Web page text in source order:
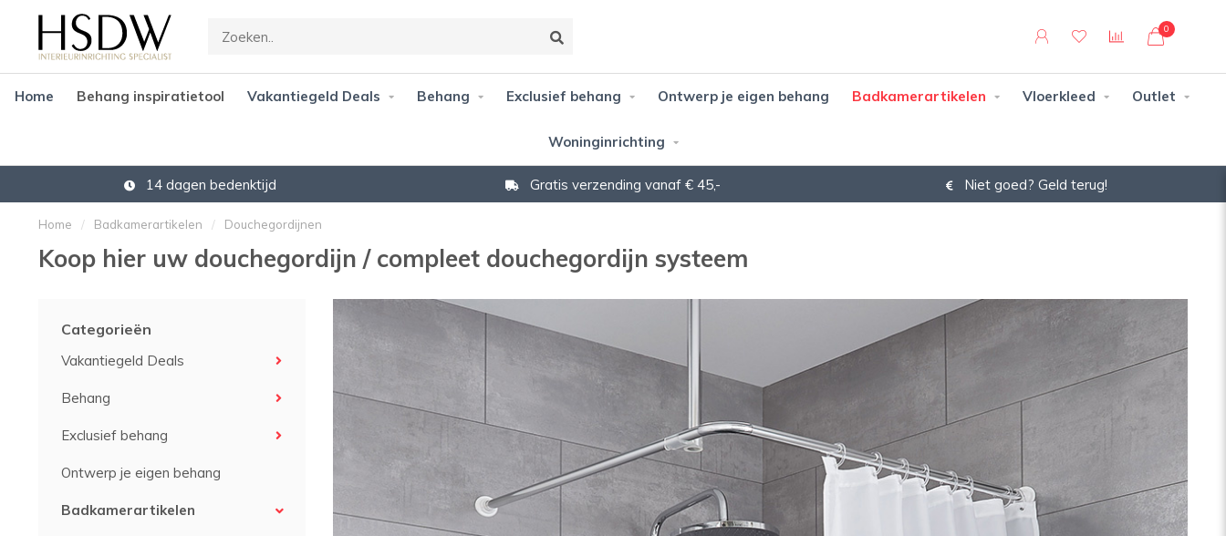
0
Home Behang inspiratietool Vakantiegeld Deals Behang Exclusief behang Ontwerp je eigen behang Badkamerartikelen Vloerkleed Outlet
Woninginrichting
14 dagen bedenktijd Gratis verzending vanaf € 45,- Niet goed? Geld terug!
Home / Badkamerartikelen / Douchegordijnen
Koop hier uw douchegordijn / compleet douchegordijn systeem
Categorieën
Vakantiegeld Deals
Behang
Exclusief behang
Ontwerp je eigen behang
Badkamerartikelen